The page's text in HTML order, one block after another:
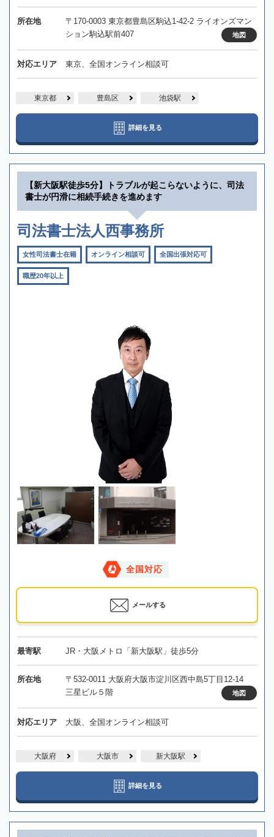
所在地
〒170-0003 東京都豊島区駒込1-42-2 ライオンズマン
ション駒込駅前407
地図
対応エリア 東京、全国オンライン相談可
東京都 豊島区 池袋駅
詳細を見る
【新大阪駅徒歩5分】トラブルが起こらないように、司法
書士が円滑に相続手続きを進めます
司法書士法人西事務所
女性司法書士在籍 オンライン相談可 全国出張対応可
職歴20年以上
全国対応
メールする
最寄駅 JR・大阪メトロ「新大阪駅」徒歩5分
所在地
〒532-0011 大阪府大阪市淀川区西中島5丁目12-14
三星ビル５階
地図
対応エリア 大阪、全国オンライン相談可
大阪府 大阪市 新大阪駅
詳細を見る